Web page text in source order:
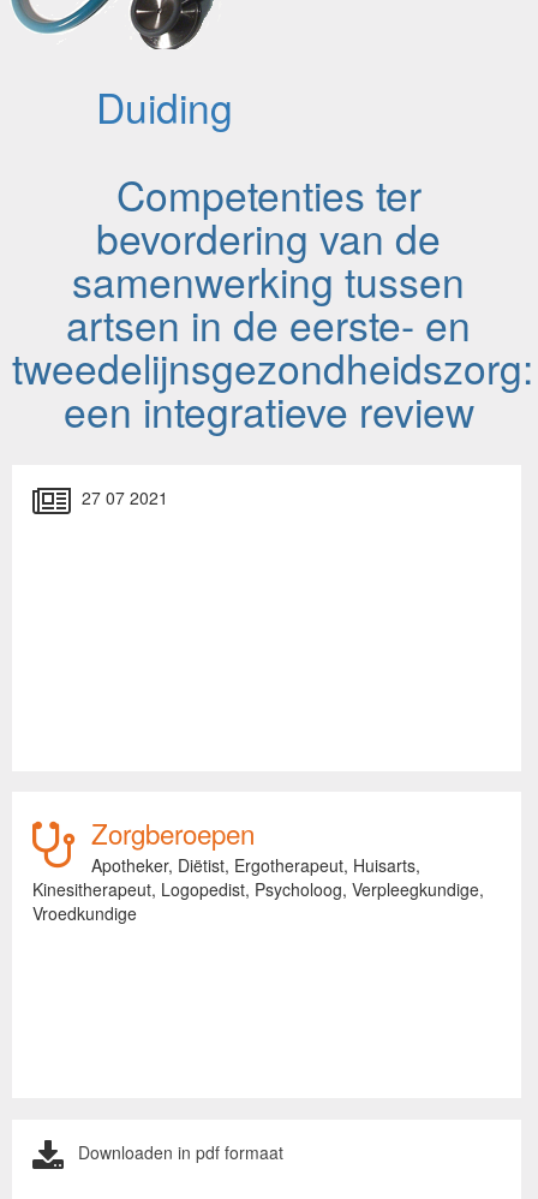
Duiding
Competenties ter
bevordering van de
samenwerking tussen
artsen in de eerste- en
tweedelijnsgezondheidszorg:
een integratieve review
27 07 2021
Zorgberoepen
Apotheker, Diëtist, Ergotherapeut, Huisarts,
Kinesitherapeut, Logopedist, Psycholoog,Verpleegkundige,
Vroedkundige
Downloaden in pdf formaat